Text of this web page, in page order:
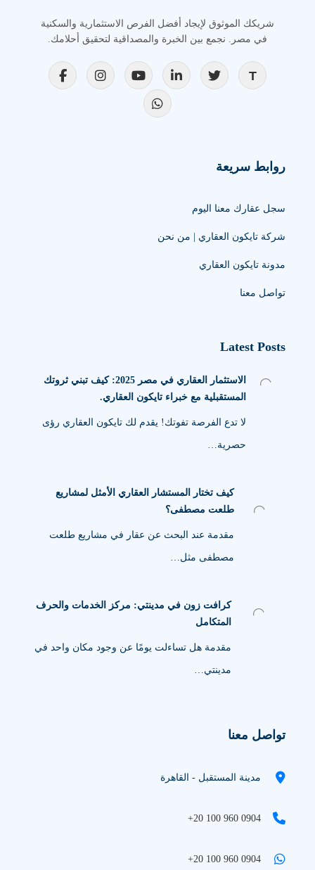
شريكك الموثوق لإيجاد أفضل الفرص الاستثمارية والسكنية
في مصر. نجمع بين الخبرة والمصداقية لتحقيق أحلامك.
روابط سريعة
سجل عقارك معنا اليوم
شركة تايكون العقاري | من نحن
مدونة تايكون العقاري
تواصل معنا
Latest Posts
الاستثمار العقاري في مصر 2025: كيف تبني ثروتك
المستقبلية مع خبراء تايكون العقاري.
لا تدع الفرصة تفوتك! يقدم لك تايكون العقاري رؤى
حصرية…
كيف تختار المستشار العقاري الأمثل لمشاريع
طلعت مصطفى؟
مقدمة عند البحث عن عقار في مشاريع طلعت
مصطفى مثل…
كرافت زون في مدينتي: مركز الخدمات والحرف
المتكامل
مقدمة هل تساءلت يومًا عن وجود مكان واحد في
مدينتي…
تواصل معنا
مدينة المستقبل - القاهرة
+20 100 960 0904
+20 100 960 0904